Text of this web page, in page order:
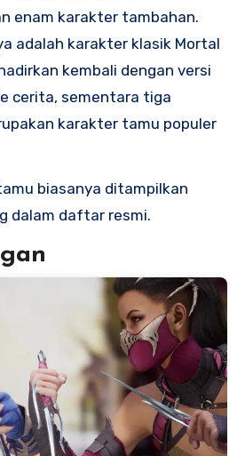
enam karakter tambahan.
adalah karakter klasik Mortal
kembali dengan versi
cerita, sementara tiga
karakter tamu populer
biasanya ditampilkan
dalam daftar resmi.